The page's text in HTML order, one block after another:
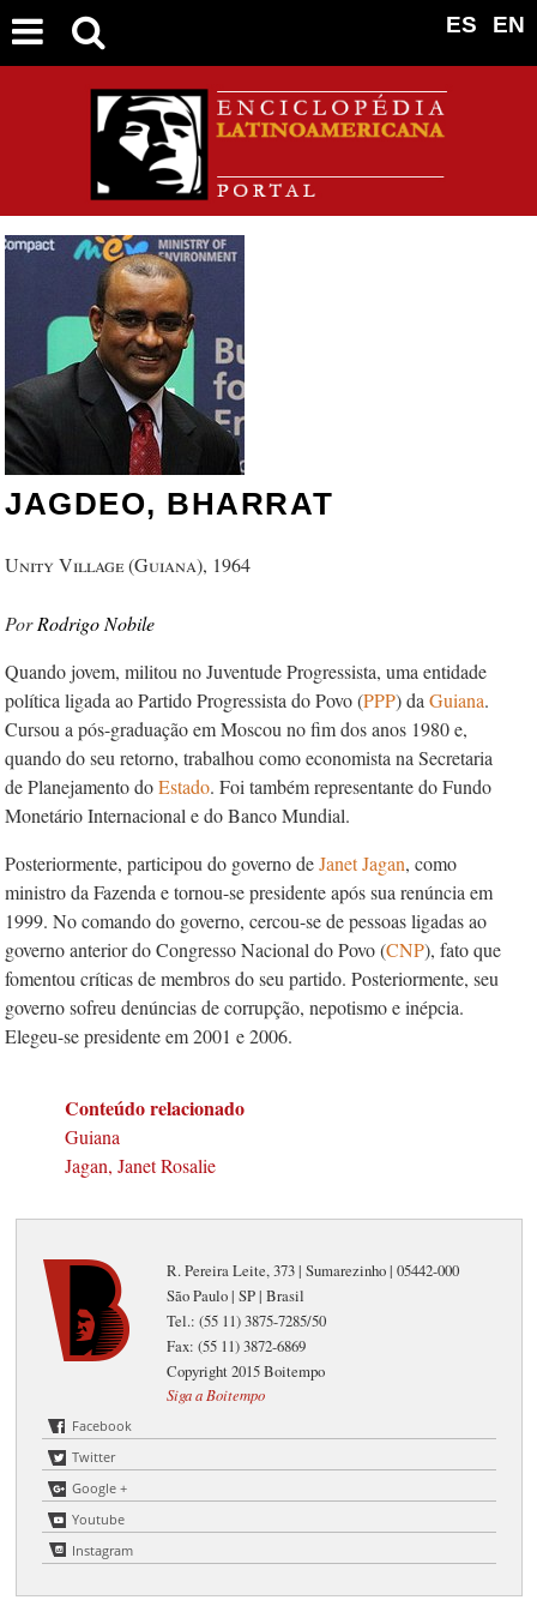
EN
ES
JAGDEO, BHARRAT
Unity Village (Guiana), 1964
Rodrigo Nobile
Quando jovem, militou no Juventude Progressista, uma entidade
política ligada ao Partido Progressista do Povo (PPP) da Guiana.
Cursou a pós-graduação em Moscou no fim dos anos 1980 e,
quando do seu retorno, trabalhou como economista na Secretaria
de Planejamento doEstado. Foi também representante do Fundo
Monetário Internacional e do Banco Mundial.
Posteriormente, participou do governo deJanet Jagan, como
ministro da Fazenda e tornou-se presidente após sua renúncia em
1999. No comando do governo, cercou-se de pessoas ligadas ao
governo anterior do Congresso Nacional do Povo (CNP), fato que
fomentou críticas de membros do seu partido. Posteriormente, seu
governo sofreu denúncias de corrupção, nepotismo e inépcia.
Elegeu-se presidente em 2001 e 2006.
Conteúdo relacionado
Guiana
Jagan, Janet Rosalie
R. Pereira Leite, 373 | Sumarezinho | 05442-000
São Paulo | SP | Brasil
Tel.: (55 11) 3875-7285/50
Fax: (55 11) 3872-6869
Copyright 2015 Boitempo
Siga a Boitempo
Facebook
Twitter
Google +
Youtube
Instagram